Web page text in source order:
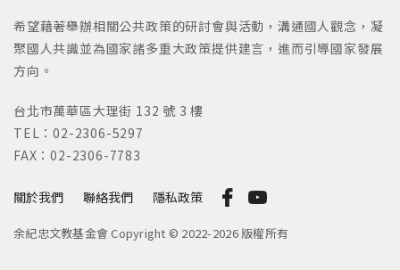
關於我們 聯絡我們 隱私政策
希望藉著舉辦相關公共政策的研討會與活動，溝通國人觀念，凝
聚國人共識並為國家諸多重大政策提供建言，進而引導國家發展
方向。
台北市萬華區大理街 132 號 3 樓
TEL：02-2306-5297
FAX：02-2306-7783
余紀忠文教基金會 Copyright © 2022-2026 版權所有